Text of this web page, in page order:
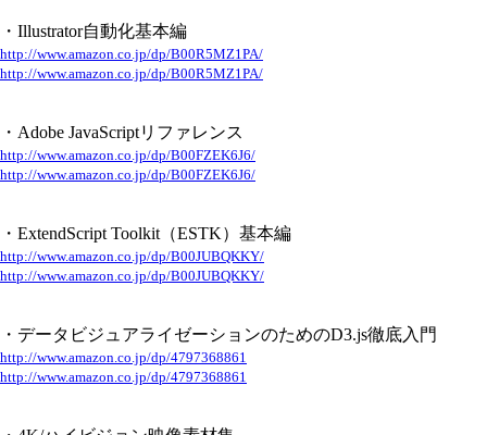
・Illustrator自動化基本編
http://www.amazon.co.jp/dp/B00R5MZ1PA/
http://www.amazon.co.jp/dp/B00R5MZ1PA/
・Adobe JavaScriptリファレンス
http://www.amazon.co.jp/dp/B00FZEK6J6/
http://www.amazon.co.jp/dp/B00FZEK6J6/
・ExtendScript Toolkit（ESTK）基本編
http://www.amazon.co.jp/dp/B00JUBQKKY/
http://www.amazon.co.jp/dp/B00JUBQKKY/
・データビジュアライゼーションのためのD3.js徹底入門
http://www.amazon.co.jp/dp/4797368861
http://www.amazon.co.jp/dp/4797368861